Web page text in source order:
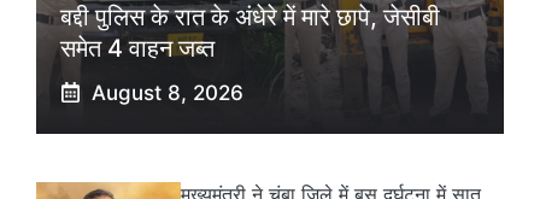
बद्दी पुलिस के रात के अंधेरे में मारे छापे, जेसीबी
समेत 4 वाहन जब्त
August 8, 2026
मुख्यमंत्री ने चंबा जिले में बस दुर्घटना में सात